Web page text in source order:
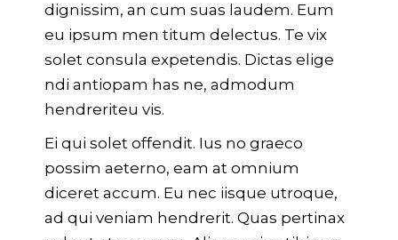
dignissim, an cum suas laudem. Eum
eu ipsum men titum delectus. Te vix
solet consula expetendis. Dictas elige
ndi antiopam has ne, admodum
hendreriteu vis.
Ei qui solet offendit. Ius no graeco
possim aeterno, eam at omnium
diceret accum. Eu nec iisque utroque,
ad qui veniam hendrerit. Quas pertinax